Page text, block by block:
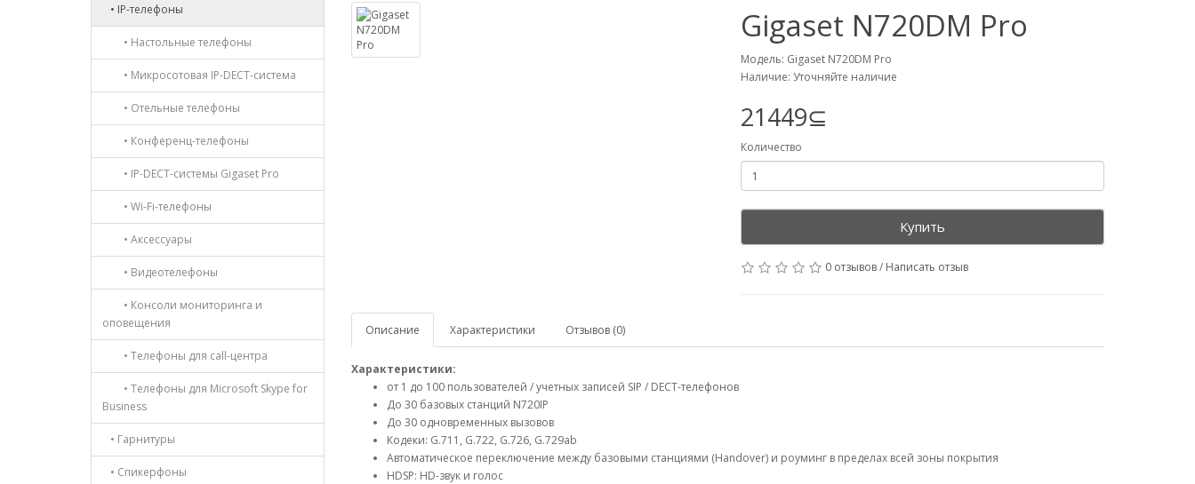
• IP-телефоны
• Настольные телефоны
• Микросотовая IP-DECT-система
• Отельные телефоны
• Конференц-телефоны
• IP-DECT-системы Gigaset Pro
• Wi-Fi-телефоны
• Аксессуары
• Видеотелефоны
• Консоли мониторинга и
оповещения
• Телефоны для call-центра
• Телефоны для Microsoft Skype for
Business
• Гарнитуры
• Спикерфоны
Gigaset N720DM Pro
Модель: Gigaset N720DM Pro
Наличие: Уточняйте наличие
21449⊆
Количество
Купить
0 отзывов/ Написать отзыв
Описание Характеристики Отзывов (0)
Характеристики:
от 1 до 100 пользователей / учетных записей SIP / DECT-телефонов
До 30 базовых станций N720IP
До 30 одновременных вызовов
Кодеки: G.711, G.722, G.726, G.729ab
Автоматическое переключение между базовыми станциями (Handover) и роуминг в пределах всей зоны покрытия
HDSP: HD-звук и голос